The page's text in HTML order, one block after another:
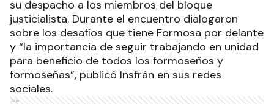
su despacho a los miembros del bloque
justicialista. Durante el encuentro dialogaron
sobre los desafíos que tiene Formosa por delante
y “la importancia de seguir trabajando en unidad
para beneficio de todos los formoseños y
formoseñas”, publicó Insfrán en sus redes
sociales.
Ads